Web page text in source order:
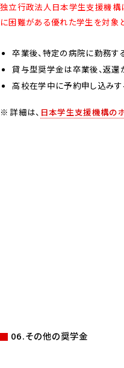
独立行政法人日本学生支援機構
に困難がある優れた学生を対象と
卒業後、特定の病院に勤務す
貸与型奨学金は卒業後、返還
高校在学中に予約申し込みす
詳細は、 日本学生支援機構の
06.その他の奨学金